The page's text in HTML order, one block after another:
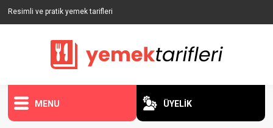
Resimli ve pratik yemek tarifleri
MENU ÜYELİK